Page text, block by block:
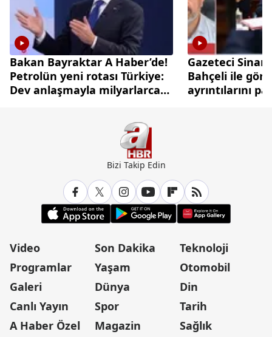
Bakan Bayraktar A Haber’de!
Petrolün yeni rotası Türkiye:
Dev anlaşmayla milyarlarca
Gazeteci
Bahçeli ile
ayrıntılarını
Bizi Takip Edin
Video
Programlar
Galeri
Canlı Yayın
A Haber Özel
Son Dakika
Yaşam
Dünya
Spor
Magazin
Teknoloji
Otomobil
Din
Tarih
Sağlık